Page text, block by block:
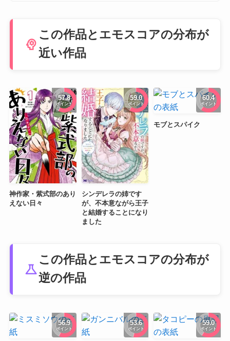
psychology
この作品とエモスコアの分布が
近い作品
57.8
ポイント
神作家・紫式部のあり
えない日々
59.0
ポイント
シンデレラの姉です
が、不本意ながら王子
と結婚することになり
ました
60.4
ポイント
モブとスパイク
science
この作品とエモスコアの分布が
逆の作品
56.9
ポイント
53.6
ポイント
59.0
ポイント